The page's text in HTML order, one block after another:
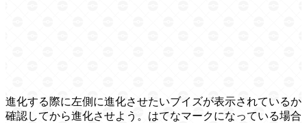
進化する際に左側に進化させたいブイズが表示されているか
確認してから進化させよう。はてなマークになっている場合